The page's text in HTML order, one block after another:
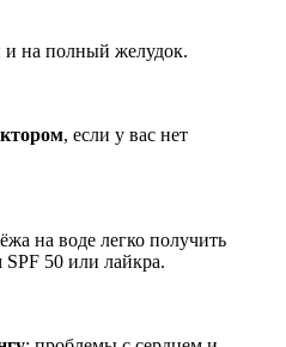
и на полный желудок.
, если у вас нет
на воде легко получить
50 или лайкра.